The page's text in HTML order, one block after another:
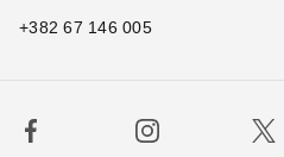
+382 67 146 005